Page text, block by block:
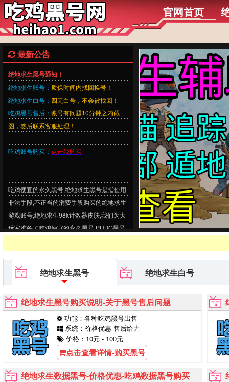
官网首页
最新公告
绝地求生黑号通知！
绝地求生账号： 质保时间内找回换号！
绝地求生白号： 四无白号，不会被找回！
吃鸡黑号售后： 账号有问题10分钟之内截
图，然后联系客服处理！
吃鸡账号购买： 点击我购买
吃鸡便宜的永久黑号,绝地求生黑号是指使用
非法手段,不正当的消费手段购买的绝地求生
游戏账号,绝地求生98k计数器皮肤,我们为大
玩家准备了吃鸡便宜的永久黑号,PUBG黑号
绝地求生黑号 绝地求生白号
绝地求生黑号购买说明-关于黑号售后问题
功能：各种吃鸡黑号出售
系统：价格优惠-售后给力
价格：10元 - 100元
点击查看详情-购买黑号
绝地求生数据黑号-价格优惠-吃鸡数据黑号购买